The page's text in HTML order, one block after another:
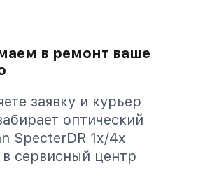
в ремонт ваше
заявку и курьер
оптический
SpecterDR 1x/4x
в сервисный центр